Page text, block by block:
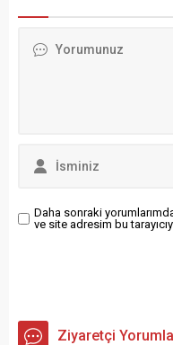
Daha sonraki
ve site adresim bu
Ziyaretçi